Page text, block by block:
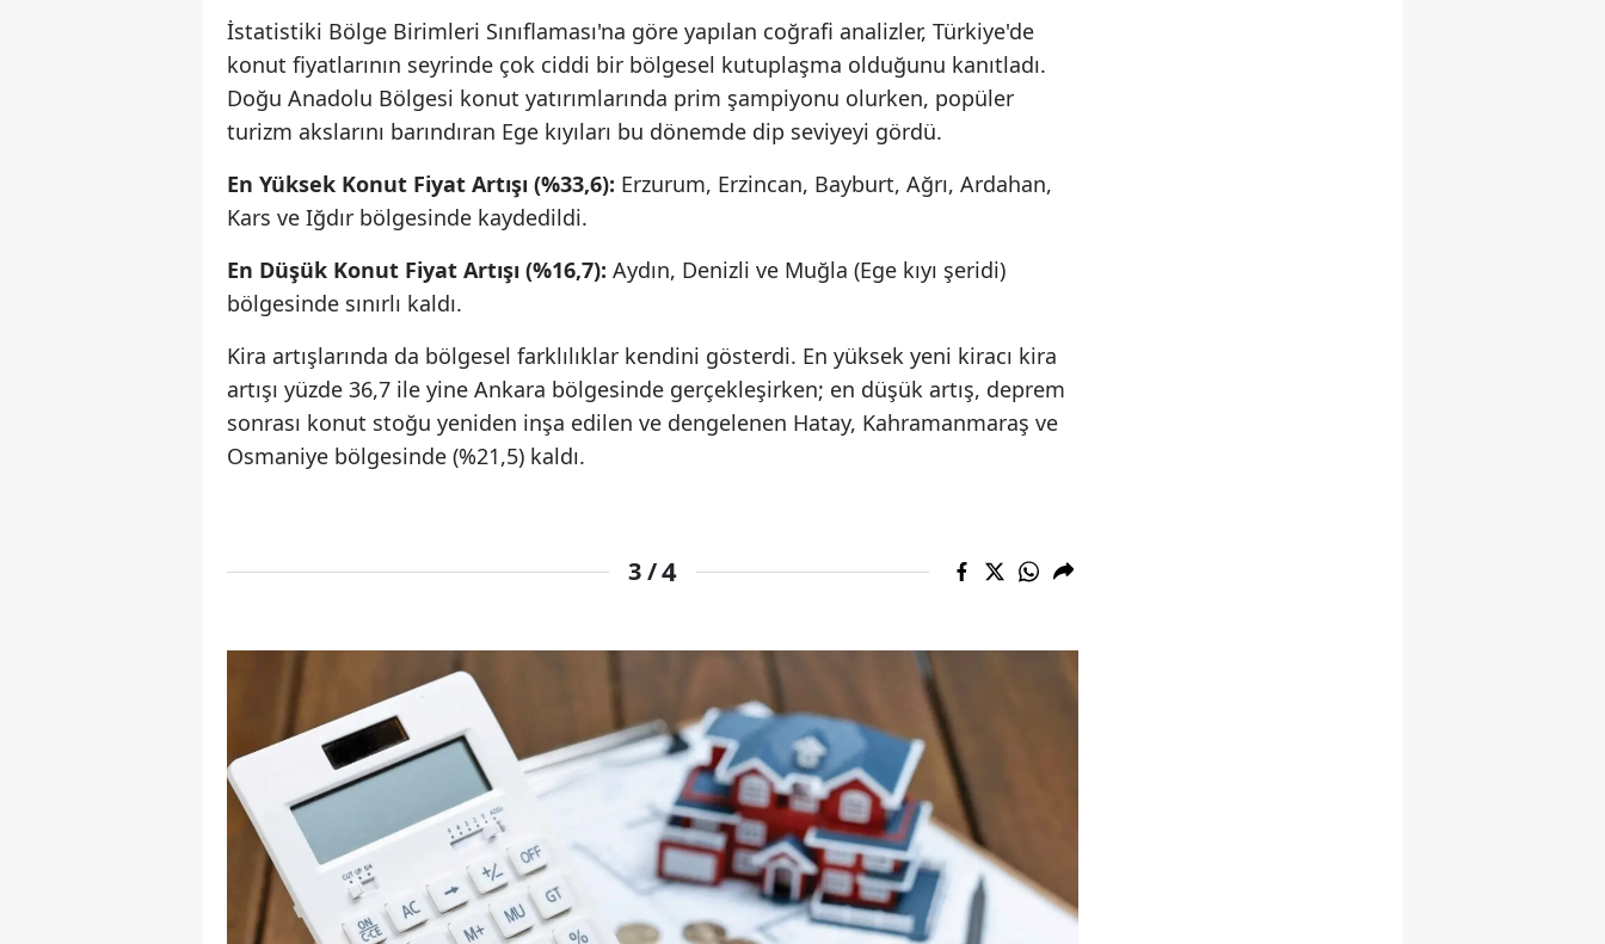
Bayburt
Karaman
Şırnak
Ardahan
Düzce
İstatistiki Bölge Birimleri Sınıflaması'na göre yapılan coğrafi analizler, Türkiye'de
konut fiyatlarının seyrinde çok ciddi bir bölgesel kutuplaşma olduğunu kanıtladı.
Doğu Anadolu Bölgesi konut yatırımlarında prim şampiyonu olurken, popüler
turizm akslarını barındıran Ege kıyıları bu dönemde dip seviyeyi gördü.
En Yüksek Konut Fiyat Artışı (%33,6): Erzurum, Erzincan, Bayburt, Ağrı, Ardahan,
Kars ve Iğdır bölgesinde kaydedildi.
En Düşük Konut Fiyat Artışı (%16,7): Aydın, Denizli ve Muğla (Ege kıyı şeridi)
bölgesinde sınırlı kaldı.
Kira artışlarında da bölgesel farklılıklar kendini gösterdi. En yüksek yeni kiracı kira
artışı yüzde 36,7 ile yine Ankara bölgesinde gerçekleşirken; en düşük artış, deprem
sonrası konut stoğu yeniden inşa edilen ve dengelenen Hatay, Kahramanmaraş ve
Osmaniye bölgesinde (%21,5) kaldı.
3 /4